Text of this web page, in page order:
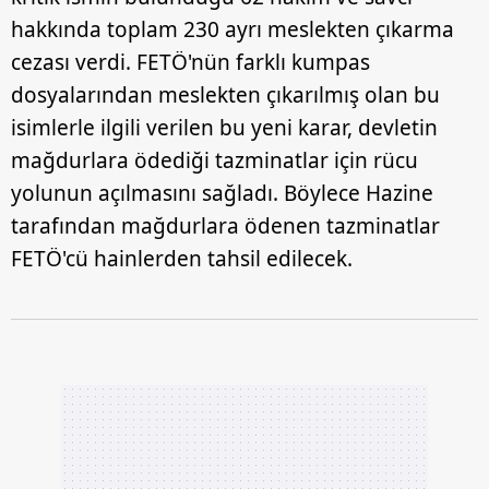
hakkında toplam 230 ayrı meslekten çıkarma
cezası verdi. FETÖ'nün farklı kumpas
dosyalarından meslekten çıkarılmış olan bu
isimlerle ilgili verilen bu yeni karar, devletin
mağdurlara ödediği tazminatlar için rücu
yolunun açılmasını sağladı. Böylece Hazine
tarafından mağdurlara ödenen tazminatlar
FETÖ'cü hainlerden tahsil edilecek.